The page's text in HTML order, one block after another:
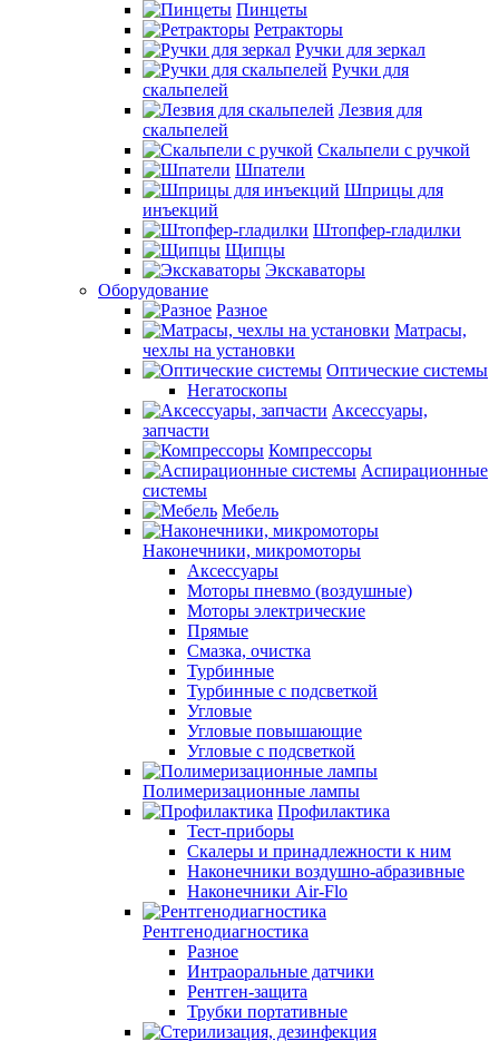
Пинцеты
Ретракторы
Ручки для зеркал
Ручки для
скальпелей
Лезвия для
скальпелей
Скальпели с ручкой
Шпатели
Шприцы для
инъекций
Штопфер-гладилки
Щипцы
Экскаваторы
Оборудование
Разное
Матрасы,
чехлы на установки
Оптические системы
Негатоскопы
Аксессуары,
запчасти
Компрессоры
Аспирационные
системы
Мебель
Наконечники, микромоторы
Аксессуары
Моторы пневмо (воздушные)
Моторы электрические
Прямые
Смазка, очистка
Турбинные
Турбинные с подсветкой
Угловые
Угловые повышающие
Угловые с подсветкой
Полимеризационные лампы
Профилактика
Тест-приборы
Скалеры и принадлежности к ним
Наконечники воздушно-абразивные
Наконечники Air-Flo
Рентгенодиагностика
Разное
Интраоральные датчики
Рентген-защита
Трубки портативные